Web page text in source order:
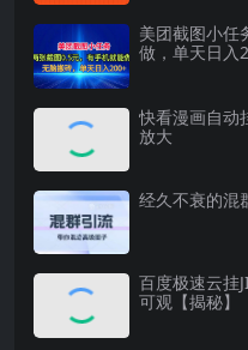
美团截图小任
做，单天日入
快看漫画自动
放大
经久不衰的混
百度极速云挂
可观【揭秘】